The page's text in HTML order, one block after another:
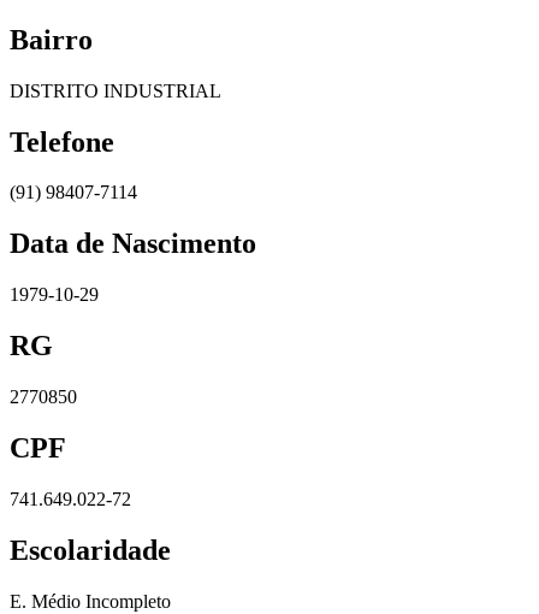
Bairro
DISTRITO INDUSTRIAL
Telefone
(91) 98407-7114
Data de Nascimento
1979-10-29
RG
2770850
CPF
741.649.022-72
Escolaridade
E. Médio Incompleto